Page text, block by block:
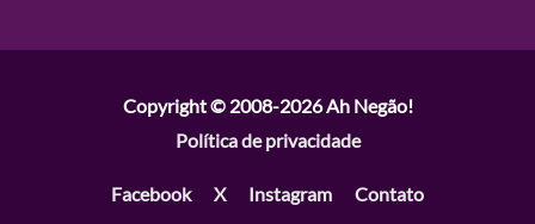
Copyright © 2008-2026Ah Negão!
Política de privacidade
Facebook X Instagram Contato